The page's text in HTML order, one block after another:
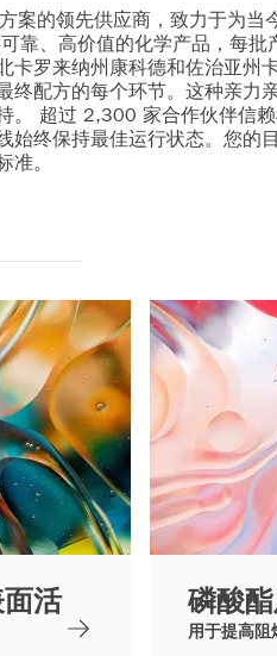
案的领先供应商，致力于为当
靠、高价值的化学产品，每批
卡罗来纳州康科德和佐治亚州
终配方的每个环节。这种亲力
。 超过 2,300 家合作伙伴信
始终保持最佳运行状态。您的
。
活
磷酸
用于提高阻